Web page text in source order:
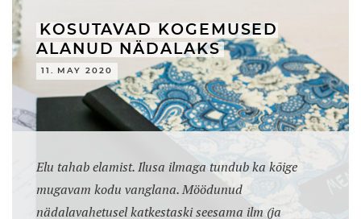
KOSUTAVAD KOGEMUSED
ALANUD NÄDALAKS
11. MAY 2020
Elu tahab elamist. Ilusa ilmaga tundub ka kõige
mugavam kodu vanglana. Möödunud
nädalavahetusel katkestaski seesama ilm (ja